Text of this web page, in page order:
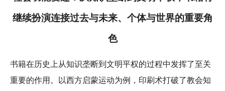
继续扮演连接过去与未来、个体与世界的重要角
色
书籍在历史上从知识垄断到文明平权的过程中发挥了至关
重要的作用。以西方启蒙运动为例，印刷术打破了教会知